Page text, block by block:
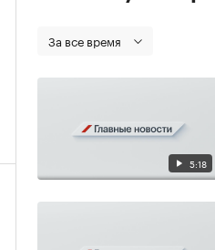
За все время
5:18